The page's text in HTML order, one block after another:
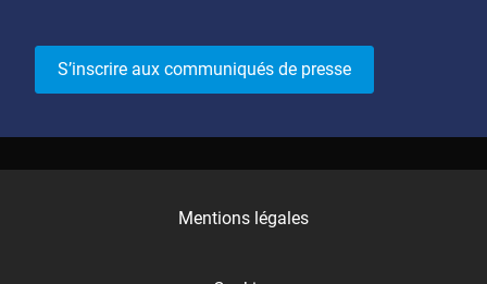
S’inscrire aux communiqués de presse
Mentions légales